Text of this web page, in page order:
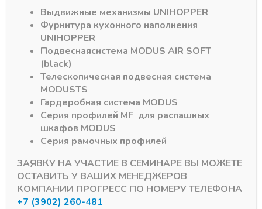
Система ящиков Unihopper Magic Box
Направляющие для
ящика Unihopper
Magic Box, 500 мм с
доводчиком
комплектуется
механизмом PUSH
В наличии
1273,72₽
16101
Система ящиков Unihopper Magic
Направляющие для
Magic Box, 300 мм
PUSH
Артикул:15660
Выдвижные механизмы UNIHOPPER
Фурнитура кухонного наполнения
UNIHOPPER
Подвеснаясистема MODUS AIR SOFT
(black)
Телескопическая подвесная система
MODUSTS
Гардеробная система MODUS
Серия профилей MF для распашных
шкафов MODUS
Серия рамочных профилей
ЗАЯВКУ НА УЧАСТИЕ В СЕМИНАРЕ ВЫ МОЖЕТЕ
ОСТАВИТЬ У ВАШИХ МЕНЕДЖЕРОВ
КОМПАНИИ ПРОГРЕСС ПО НОМЕРУ ТЕЛЕФОНА
+7 (3902) 260-481